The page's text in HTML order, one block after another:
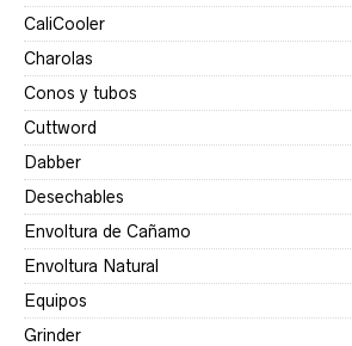
CaliCooler
Charolas
Conos y tubos
Cuttword
Dabber
Desechables
Envoltura de Cañamo
Envoltura Natural
Equipos
Grinder